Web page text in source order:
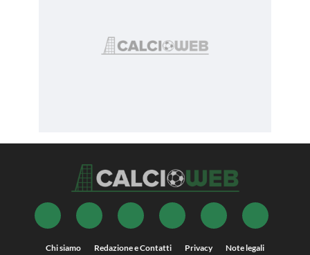
Chi siamo Redazione e Contatti Privacy Note legali